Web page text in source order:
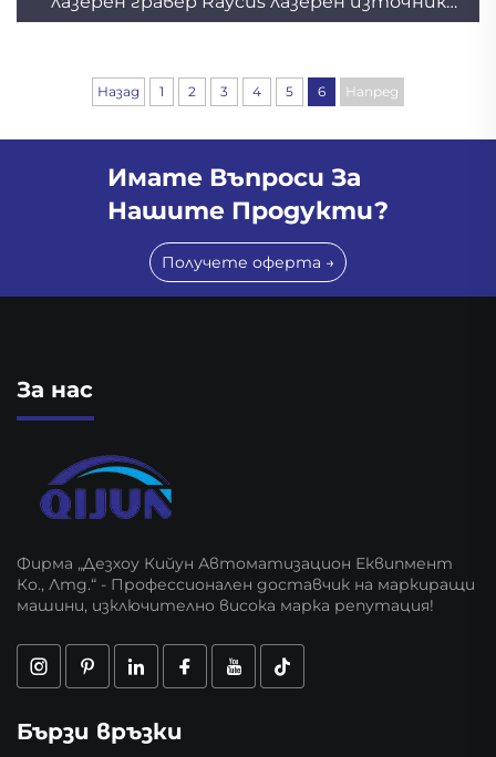
20вт/30вт/50вт (опционален) 1064нм
Назад 1 2 3 4 5 6 Напред
Имате Въпроси За
Нашите Продукти?
Получете оферта →
За нас
Фирма „Дезхоу Кийун Автоматизацион Еквипмент
Ко., Лтд.“ - Профессионален доставчик на маркиращи
машини, изключително висока марка репутация!
Бързи връзки